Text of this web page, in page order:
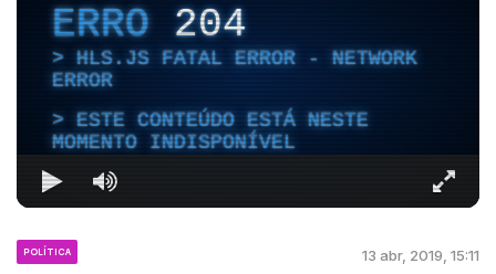
ERRO204
HLS.JS FATAL ERROR - NETWORK
ERROR
ESTE CONTEÚDO ESTÁ NESTE
MOMENTO INDISPONÍVEL
POLÍTICA 13 abr, 2019, 15:11